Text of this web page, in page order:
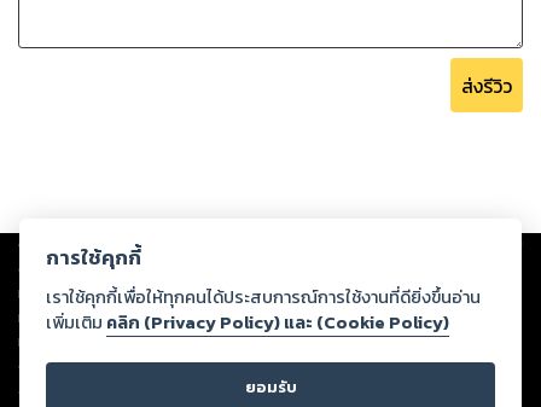
ส่งรีวิว
Copyright © 2026
ต่อผลงานหรือเนื้อหาใดที่อัปโหลดผ่านเว็บไซต์และปรากฏว่าละเมิดสิทธิใน
ทรัพย์สินทางปัญญาของบุคคลอื่นหรือขัดต่อกฎหมายและศีลธรรม ดังนั้น ผู้อ่าน
ทุกท่านโปรดใช้วิจารณญาณในการกลั่นกรองด้วยตนเอง และหากท่านพบว่าส่วน
หนึ่งส่วนใดขัดต่อกฎหมายและศีลธรรม กรุณาแจ้งมายังบริษัท เพื่อทีมงานจะได้
ดำเนินการในทันที ทั้งนี้ ทางสตอรี่ล็อกขอสงวนลิขสิทธิ์ตามพระราชบัญญัติ
ลิขสิทธิ์ พ.ศ. 2537 (ฉบับล่าสุด)
การใช้คุกกี้
เราใช้คุกกี้เพื่อให้ทุกคนได้ประสบการณ์การใช้งานที่ดียิ่งขึ้นอ่าน
เพิ่มเติม คลิก (Privacy Policy) และ (Cookie Policy)
ยอมรับ